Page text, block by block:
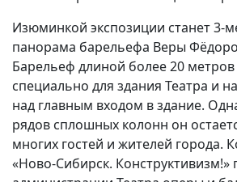
Изюминкой экспозиции станет 3-
панорама барельефа Веры
Барельеф длиной более 20
специально для здания Театра и
над главным входом в здание.
рядов сплошных колонн он
многих гостей и жителей города.
«Ново-Сибирск.